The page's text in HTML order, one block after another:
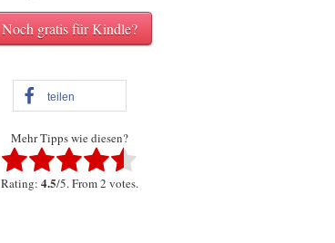
Noch gratis für Kindle?
teilen
Mehr Tipps wie diesen?
Rating: 4.5/5. From 2 votes.